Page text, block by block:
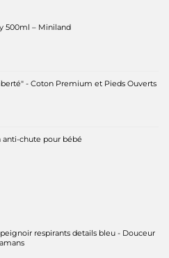
du
500ml – Miniland
- Coton Premium et Pieds Ouverts
anti-chute pour bébé
respirants details bleu - Douceur